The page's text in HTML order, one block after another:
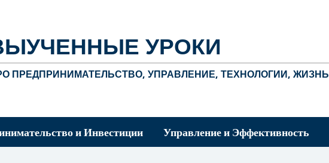
УРОКИ
ПРЕДПРИНИМАТЕЛЬСТВО, УПРАВЛЕНИЕ, ТЕХНОЛОГИИ, ЖИЗНЬ
и Инвестиции Управление и Эффективность